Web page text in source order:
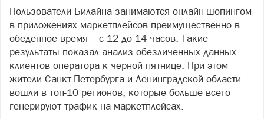
Пользователи Билайна занимаются онлайн-шопингом
в приложениях маркетплейсов преимущественно в
обеденное время – с 12 до 14 часов. Такие
результаты показал анализ обезличенных данных
клиентов оператора к черной пятнице. При этом
жители Санкт-Петербурга и Ленинградской области
вошли в топ-10 регионов, которые больше всего
генерируют трафик на маркетплейсах.